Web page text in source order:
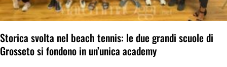
Storica svolta nel beach tennis: le due grandi scuole di
Grosseto si fondono in un’unica academy